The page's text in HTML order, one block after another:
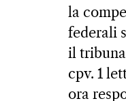
la
federali
il
cpv. 1
ora